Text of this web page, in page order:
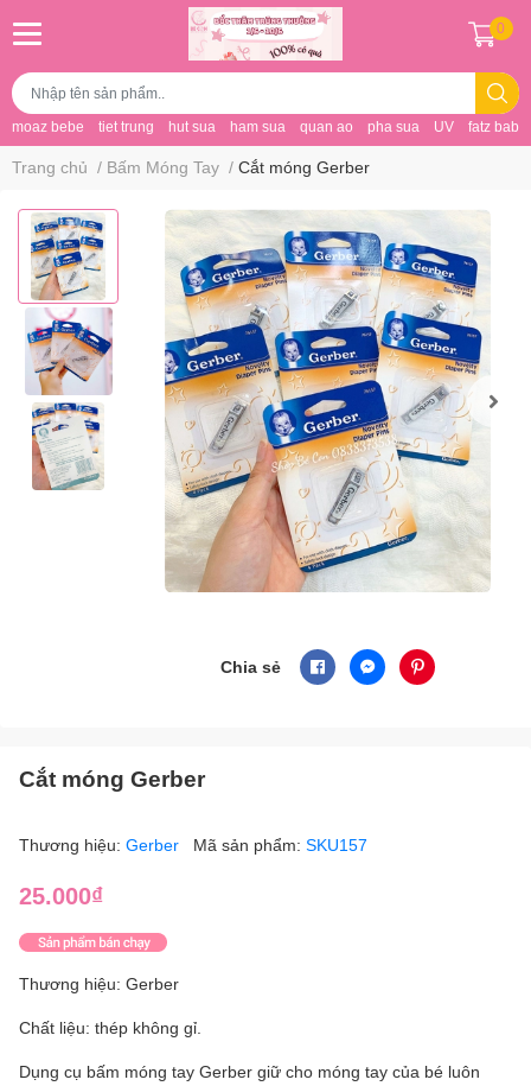
moaz bebe tiet trung hut sua ham sua quan ao pha sua UV fatz baby
0
Trang chủ / Bấm Móng Tay / Cắt móng Gerber
Chia sẻ
Cắt móng Gerber
Thương hiệu: Gerber Mã sản phẩm: SKU157
25.000₫
Thương hiệu: Gerber
Chất liệu: thép không gỉ.
Dụng cụ bấm móng tay Gerber giữ cho móng tay của bé luôn